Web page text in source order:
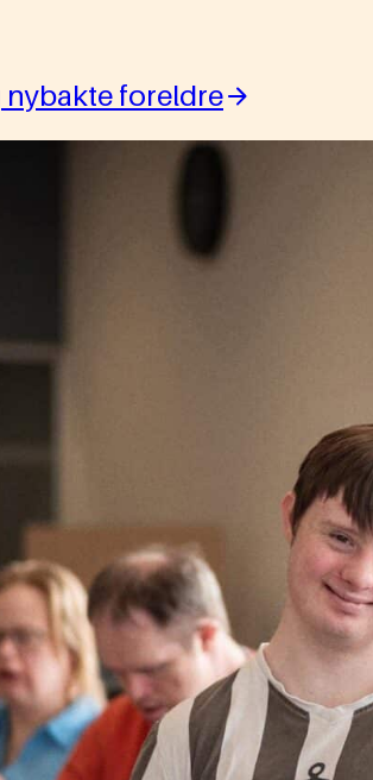
nybakte foreldre